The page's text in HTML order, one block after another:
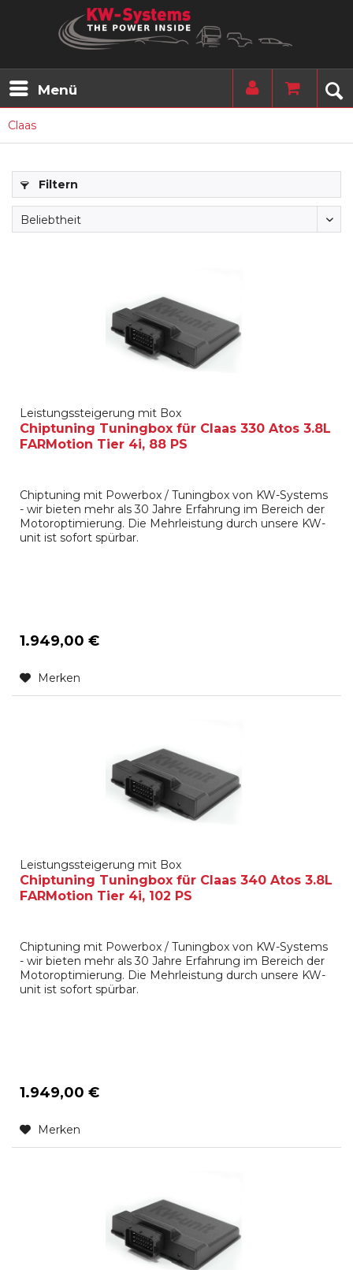
Menü
Claas
Filtern
Leistungssteigerung mit Box
Chiptuning Tuningbox für Claas 330 Atos 3.8L
FARMotion Tier 4i, 88 PS
Chiptuning mit Powerbox / Tuningbox von KW-Systems
- wir bieten mehr als 30 Jahre Erfahrung im Bereich der
Motoroptimierung. Die Mehrleistung durch unsere KW-
unit ist sofort spürbar.
1.949,00 €
Merken
Leistungssteigerung mit Box
Chiptuning Tuningbox für Claas 340 Atos 3.8L
FARMotion Tier 4i, 102 PS
Chiptuning mit Powerbox / Tuningbox von KW-Systems
- wir bieten mehr als 30 Jahre Erfahrung im Bereich der
Motoroptimierung. Die Mehrleistung durch unsere KW-
unit ist sofort spürbar.
1.949,00 €
Merken